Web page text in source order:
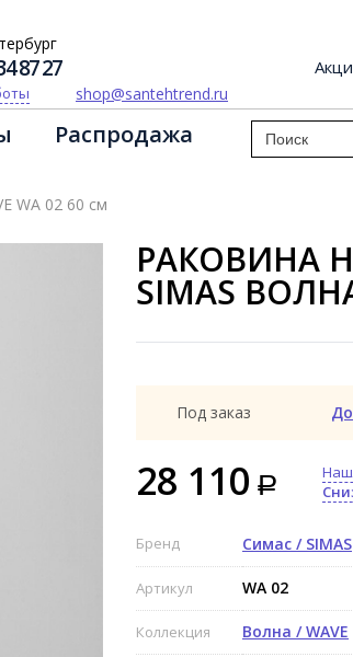
87 27
shop@santehtrend.ru
Распродажа
WA 02 60 см
РАКОВИНА
SIMAS
Под заказ
28 110
Бренд Симас / SIMAS
Артикул WA 02
Коллекция Волна / WAVE